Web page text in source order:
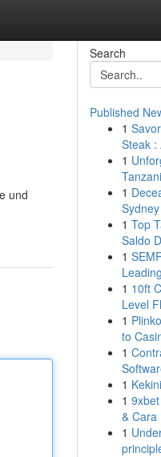
und
Search
Published
1
Steak :
1
1
1 Top
Saldo
1
1 10ft
Level
1
to
1
1
1
& Cara
1